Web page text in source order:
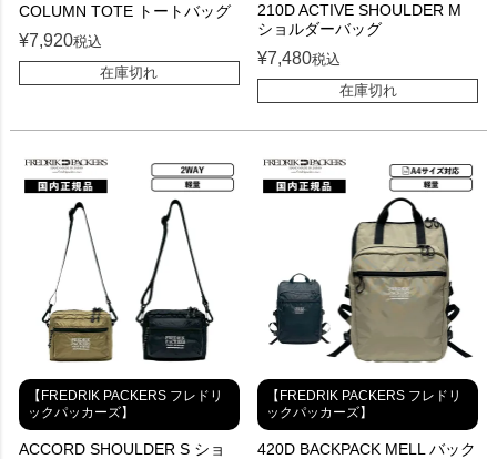
COLUMN TOTE トートバッグ
¥7,920税込
在庫切れ
210D ACTIVE SHOULDER M
ショルダーバッグ
¥7,480税込
在庫切れ
【FREDRIK PACKERS フレドリ
ックパッカーズ】
ACCORD SHOULDER S ショ
【FREDRIK PACKERS フレドリ
ックパッカーズ】
420D BACKPACK MELL バック